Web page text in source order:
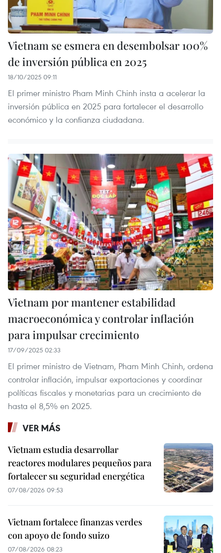
Vietnam se esmera en desembolsar 100%
de inversión pública en 2025
18/10/2025 09:11
El primer ministro Pham Minh Chinh insta a acelerar la
inversión pública en 2025 para fortalecer el desarrollo
económico y la confianza ciudadana.
Vietnam por mantener estabilidad
macroeconómica y controlar inflación
para impulsar crecimiento
17/09/2025 02:33
El primer ministro de Vietnam, Pham Minh Chinh, ordena
controlar inflación, impulsar exportaciones y coordinar
políticas fiscales y monetarias para un crecimiento de
hasta el 8,5% en 2025.
VER MÁS
Vietnam estudia desarrollar
reactores modulares pequeños para
fortalecer su seguridad energética
07/08/2026 09:53
Vietnam fortalece finanzas verdes
con apoyo de fondo suizo
07/08/2026 08:23